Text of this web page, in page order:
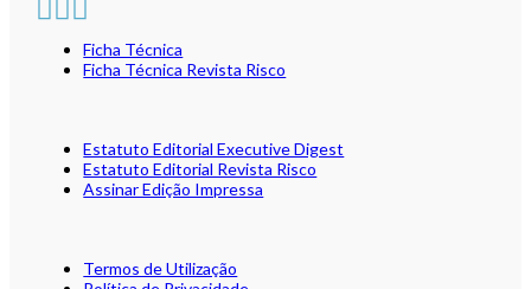
Ficha Técnica
Ficha Técnica Revista Risco
Estatuto Editorial Executive Digest
Estatuto Editorial Revista Risco
Assinar Edição Impressa
Termos de Utilização